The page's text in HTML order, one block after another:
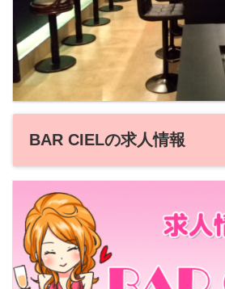
BAR CIELの求人情報